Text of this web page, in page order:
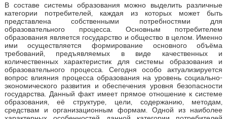
В составе системы образования можно выделить различные
категории потребителей, каждая из которых может быть
представлена собственными потребностями для
образовательного процесса. Основным потребителем
образования является государство и общество в целом. Именно
ими осуществляется формирование основного объёма
требований, предъявляемых в виде качественных и
количественных характеристик для системы образования и
образовательного процесса. Сегодня особо актуализируется
вопрос влияния процесса образования на уровень социально-
экономического развития и обеспечения уровня безопасности
государства. Данный факт имеет прямое отношение к системе
образования, её структуре, цели, содержанию, методам,
средствам и организационным формам. Одной из наиболее